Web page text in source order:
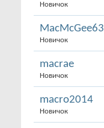
Новичок
MacMcGee63
Новичок
macrae
Новичок
macro2014
Новичок